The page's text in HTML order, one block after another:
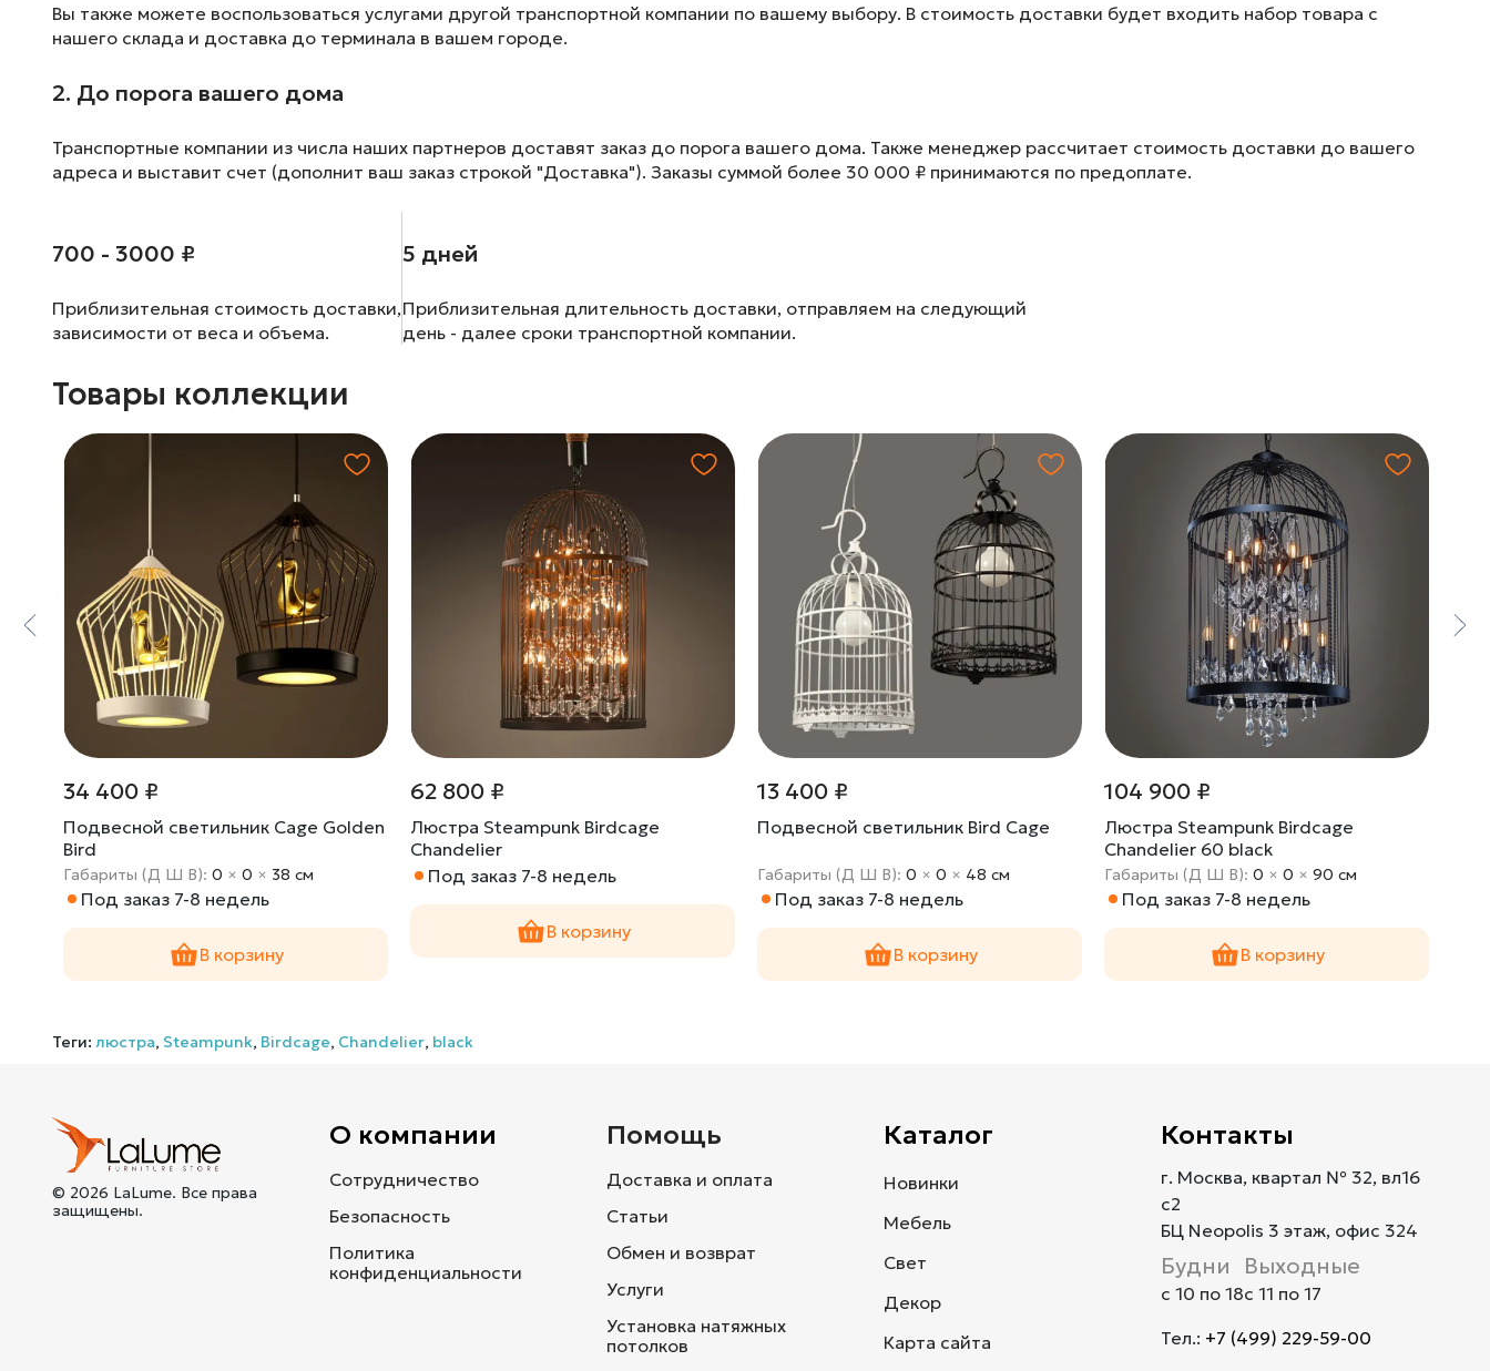
Вы также можете воспользоваться услугами другой транспортной компании по вашему выбору. В стоимость доставки будет входить набор товара с
нашего склада и доставка до терминала в вашем городе.
2. До порога вашего дома
Транспортные компании из числа наших партнеров доставят заказ до порога вашего дома. Также менеджер рассчитает стоимость доставки до вашего
адреса и выставит счет (дополнит ваш заказ строкой "Доставка"). Заказы суммой более 30 000 ₽ принимаются по предоплате.
700 - 3000 ₽
Приблизительная стоимость доставки,
зависимости от веса и объема.
5 дней
Приблизительная длительность доставки, отправляем на следующий
день - далее сроки транспортной компании.
Товары коллекции
34 400 ₽
Подвесной светильник Cage Golden
Bird
Габариты (Д Ш В):0 ×0 × 38 cм
Под заказ 7-8 недель
В корзину
62 800 ₽
Люстра Steampunk Birdcage
Chandelier
Под заказ 7-8 недель
В корзину
13 400 ₽
Подвесной светильник Bird Cage
Габариты (Д Ш В):0 ×0 × 48 cм
Под заказ 7-8 недель
В корзину
104 900 ₽
Люстра Steampunk Birdcage
Chandelier 60 black
Габариты (Д Ш В):0 ×0 ×90 cм
Под заказ 7-8 недель
В корзину
Теги:люстра, Steampunk, Birdcage, Chandelier, black
© 2026 LaLume. Все права
защищены.
О компании
Сотрудничество
Безопасность
Политика
конфиденциальности
Помощь
Доставка и оплата
Статьи
Обмен и возврат
Услуги
Установка натяжных
потолков
Каталог
Новинки
Мебель
Свет
Декор
Карта сайта
Контакты
г. Москва, квартал № 32, вл16
с2
БЦ Neopolis 3 этаж, офис 324
Будни
с 10 по 18
Выходные
с 11 по 17
Тел.: +7 (499) 229-59-00